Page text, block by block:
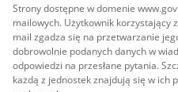
Strony dostępne w domenie
mailowych. Użytkownik korzystający
mail zgadza się na przetwarzanie
dobrowolnie podanych danych w
odpowiedzi na przesłane pytania.
każdą z jednostek znajdują się w ich